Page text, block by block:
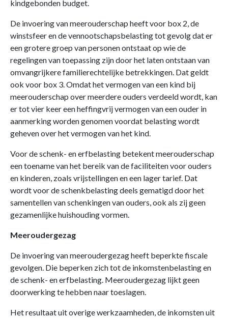
kindgebonden budget.
De invoering van meerouderschap heeft voor box 2, de
winstsfeer en de vennootschapsbelasting tot gevolg dat er
een grotere groep van personen ontstaat op wie de
regelingen van toepassing zijn door het laten ontstaan van
omvangrijkere familierechtelijke betrekkingen. Dat geldt
ook voor box 3. Omdat het vermogen van een kind bij
meerouderschap over meerdere ouders verdeeld wordt, kan
er tot vier keer een heffingvrij vermogen van een ouder in
aanmerking worden genomen voordat belasting wordt
geheven over het vermogen van het kind.
Voor de schenk- en erfbelasting betekent meerouderschap
een toename van het bereik van de faciliteiten voor ouders
en kinderen, zoals vrijstellingen en een lager tarief. Dat
wordt voor de schenkbelasting deels gematigd door het
samentellen van schenkingen van ouders, ook als zij geen
gezamenlijke huishouding vormen.
Meeroudergezag
De invoering van meeroudergezag heeft beperkte fiscale
gevolgen. Die beperken zich tot de inkomstenbelasting en
de schenk- en erfbelasting. Meeroudergezag lijkt geen
doorwerking te hebben naar toeslagen.
Het resultaat uit overige werkzaamheden, de inkomsten uit